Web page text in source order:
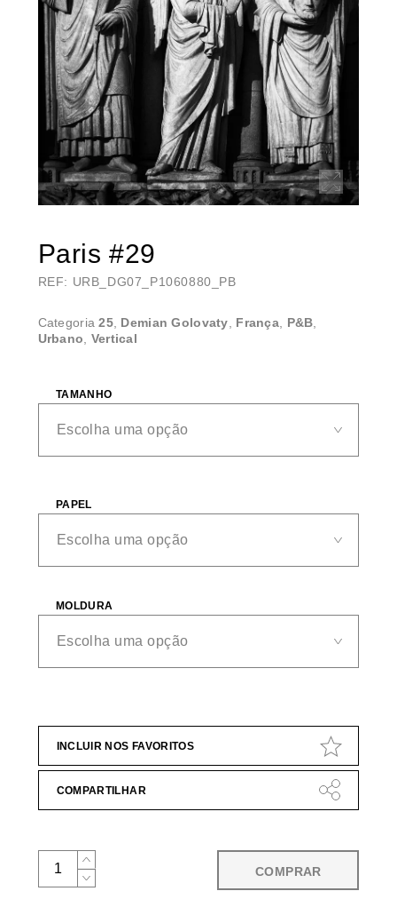
Paris #29
REF: URB_DG07_P1060880_PB
Categoria25, Demian Golovaty França, P&B
Urbano
Vertical
TAMANHO
PAPEL
MOLDURA
INCLUIR NOS FAVORITOS
COMPARTILHAR
COMPRAR